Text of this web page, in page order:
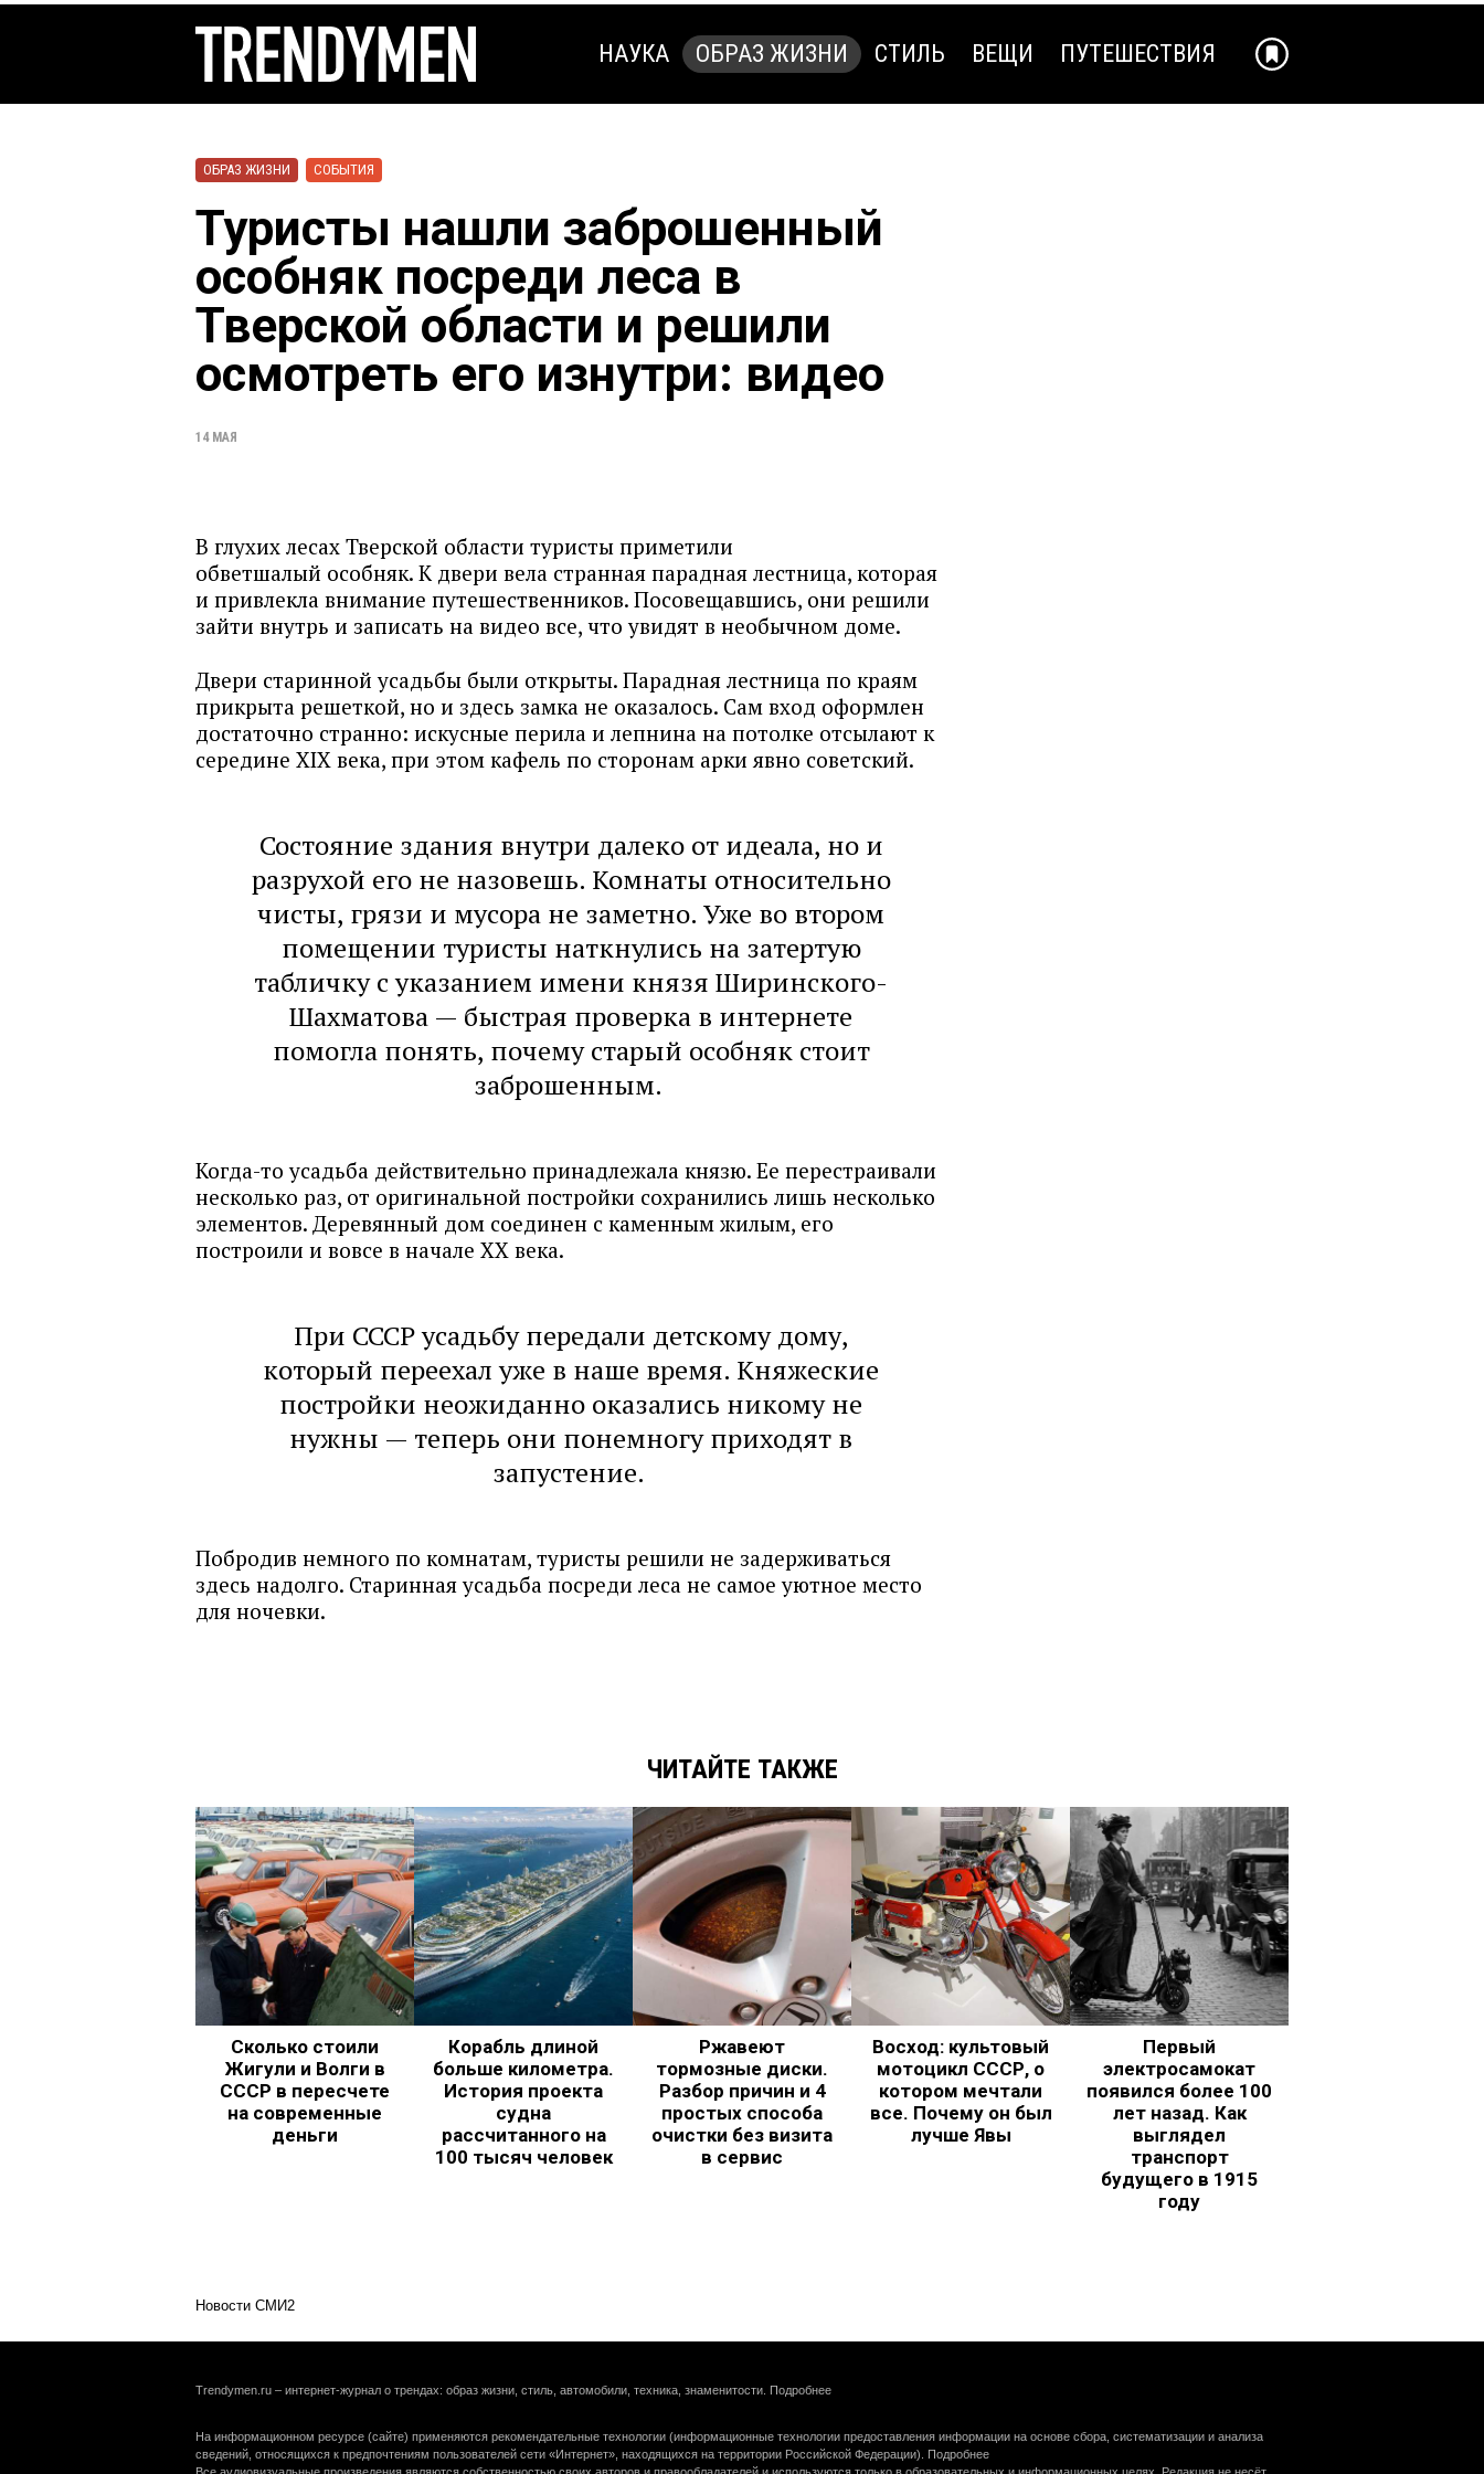
НАУКА ОБРАЗ ЖИЗНИ СТИЛЬ ВЕЩИ ПУТЕШЕСТВИЯ
ОБРАЗ ЖИЗНИ СОБЫТИЯ
Туристы нашли заброшенный
особняк посреди леса в
Тверской области и решили
осмотреть его изнутри: видео
14 МАЯ
В глухих лесах Тверской области туристы приметили
обветшалый особняк. К двери вела странная парадная лестница, которая
и привлекла внимание путешественников. Посовещавшись, они решили
зайти внутрь и записать на видео все, что увидят в необычном доме.
Двери старинной усадьбы были открыты. Парадная лестница по краям
прикрыта решеткой, но и здесь замка не оказалось. Сам вход оформлен
достаточно странно: искусные перила и лепнина на потолке отсылают к
середине XIX века, при этом кафель по сторонам арки явно советский.
Состояние здания внутри далеко от идеала, но и
разрухой его не назовешь. Комнаты относительно
чисты, грязи и мусора не заметно. Уже во втором
помещении туристы наткнулись на затертую
табличку с указанием имени князя Ширинского-
Шахматова — быстрая проверка в интернете
помогла понять, почему старый особняк стоит
заброшенным.
Когда-то усадьба действительно принадлежала князю. Ее перестраивали
несколько раз, от оригинальной постройки сохранились лишь несколько
элементов. Деревянный дом соединен с каменным жилым, его
построили и вовсе в начале XX века.
При СССР усадьбу передали детскому дому,
который переехал уже в наше время. Княжеские
постройки неожиданно оказались никому не
нужны — теперь они понемногу приходят в
запустение.
Побродив немного по комнатам, туристы решили не задерживаться
здесь надолго. Старинная усадьба посреди леса не самое уютное место
для ночевки.
ЧИТАЙТЕ ТАКЖЕ
Сколько стоили
Жигули и Волги в
СССР в пересчете
на современные
деньги
Корабль длиной
больше километра.
История проекта
судна
рассчитанного на
100 тысяч человек
Ржавеют
тормозные диски.
Разбор причин и 4
простых способа
очистки без визита
в сервис
Восход: культовый
мотоцикл СССР, о
котором мечтали
все. Почему он был
лучше Явы
Первый
электросамокат
появился более 100
лет назад. Как
выглядел
транспорт
будущего в 1915
году
Новости СМИ2
Trendymen.ru – интернет-журнал о трендах: образ жизни, стиль, автомобили, техника, знаменитости. Подробнее
На информационном ресурсе (сайте) применяются рекомендательные технологии (информационные технологии предоставления информации на основе сбора, систематизации и анализа
сведений, относящихся к предпочтениям пользователей сети «Интернет», находящихся на территории Российской Федерации). Подробнее